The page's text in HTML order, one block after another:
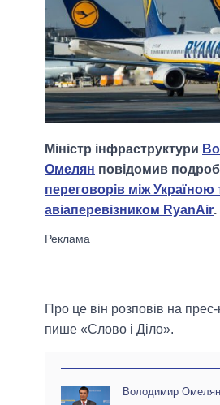
Міністр інфраструктури
Омелян повідомив
переговорів між Україною
авіаперевізником RyanAir.
Про це він розповів на прес-
пише «Слово і Діло».
Володимир Омелян